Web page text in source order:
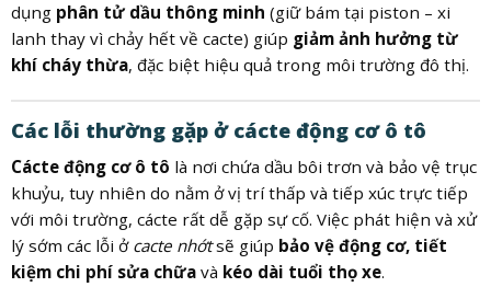
dụng phân tử dầu thông minh (giữ bám tại piston – xi
lanh thay vì chảy hết về cacte) giúp giảm ảnh hưởng từ
khí cháy thừa, đặc biệt hiệu quả trong môi trường đô thị.
Các lỗi thường gặp ở cácte động cơ ô tô
Cácte động cơ ô tô là nơi chứa dầu bôi trơn và bảo vệ trục
khuỷu, tuy nhiên do nằm ở vị trí thấp và tiếp xúc trực tiếp
với môi trường, cácte rất dễ gặp sự cố. Việc phát hiện và xử
lý sớm các lỗi ở cacte nhớtsẽ giúp bảo vệ động cơ, tiết
kiệm chi phí sửa chữavà kéo dài tuổi thọ xe.